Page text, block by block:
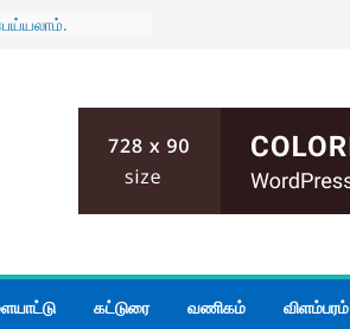
போதும் எல்.பீ.எல்.
குறித்து
கட்டுரை வணிகம் விளம்பரம்